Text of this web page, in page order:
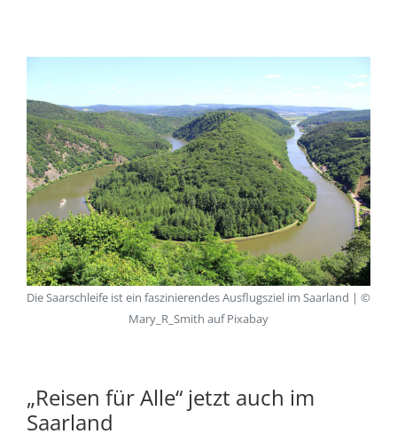
Die Saarschleife ist ein faszinierendes Ausflugsziel im Saarland | ©
Mary_R_Smith auf Pixabay
„Reisen für Alle“ jetzt auch im
Saarland